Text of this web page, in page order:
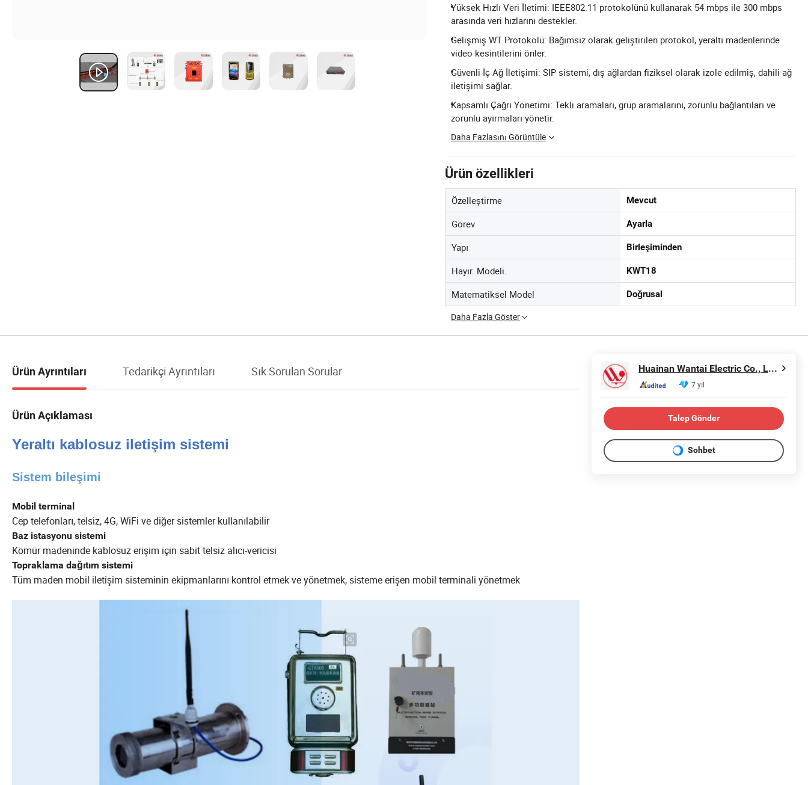
Yüksek Hızlı Veri İletimi: IEEE802.11 protokolünü kullanarak 54 mbps ile 300 mbps
arasında veri hızlarını destekler.
Gelişmiş WT Protokolü: Bağımsız olarak geliştirilen protokol, yeraltı madenlerinde
video kesintilerini önler.
Güvenli İç Ağ İletişimi: SIP sistemi, dış ağlardan fiziksel olarak izole edilmiş, dahili ağ
iletişimi sağlar.
Kapsamlı Çağrı Yönetimi: Tekli aramaları, grup aramalarını, zorunlu bağlantıları ve
zorunlu ayırmaları yönetir.
Daha Fazlasını Görüntüle
Ürün özellikleri
Özelleştirme Mevcut
Görev Ayarla
Yapı Birleşiminden
Hayır. Modeli. KWT18
Matematiksel Model Doğrusal
Daha Fazla Göster
Ürün Ayrıntıları Tedarikçi Ayrıntıları Sık Sorulan Sorular
Ürün Açıklaması
Yeraltı kablosuz iletişim sistemi
Sistem bileşimi
Mobil terminal
Cep telefonları, telsiz, 4G, WiFi ve diğer sistemler kullanılabilir
Baz istasyonu sistemi
Kömür madeninde kablosuz erişim için sabit telsiz alıcı-vericisi
Topraklama dağıtım sistemi
Tüm maden mobil iletişim sisteminin ekipmanlarını kontrol etmek ve yönetmek, sisteme erişen mobil terminali yönetmek
Huainan Wantai Electric Co., Ltd.
7 yıl
Talep Gönder
Sohbet